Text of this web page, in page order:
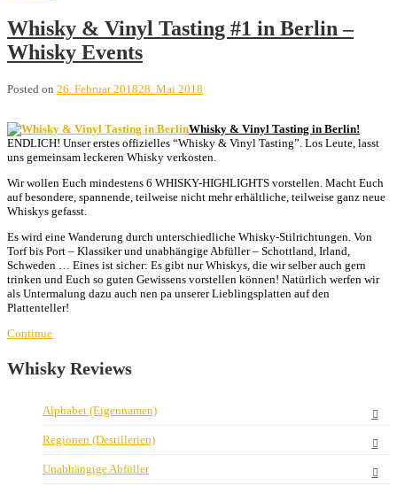
Whisky & Vinyl Tasting #1 in Berlin –
Whisky Events
Posted on 26. Februar 201828. Mai 2018
Whisky & Vinyl Tasting in Berlin!
ENDLICH! Unser erstes offizielles “Whisky & Vinyl Tasting”. Los Leute, lasst
uns gemeinsam leckeren Whisky verkosten.
Wir wollen Euch mindestens 6 WHISKY-HIGHLIGHTS vorstellen. Macht Euch
auf besondere, spannende, teilweise nicht mehr erhältliche, teilweise ganz neue
Whiskys gefasst.
Es wird eine Wanderung durch unterschiedliche Whisky-Stilrichtungen. Von
Torf bis Port – Klassiker und unabhängige Abfüller – Schottland, Irland,
Schweden … Eines ist sicher: Es gibt nur Whiskys, die wir selber auch gern
trinken und Euch so guten Gewissens vorstellen können! Natürlich werfen wir
als Untermalung dazu auch nen pa unserer Lieblingsplatten auf den
Plattenteller!
Continue
Whisky Reviews
Alphabet (Eigennamen)
Regionen (Destillerien)
Unabhängige Abfüller